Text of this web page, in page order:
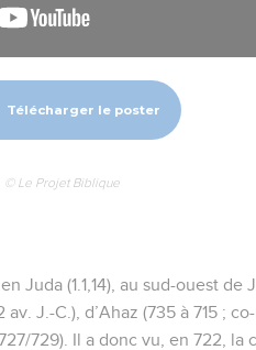
Télécharger le poster
© Le Projet Biblique
Juda (1.1,14), au sud-ouest de
J.-C.), d’Ahaz (735 à 715 ;
729). Il a donc vu, en 722, la